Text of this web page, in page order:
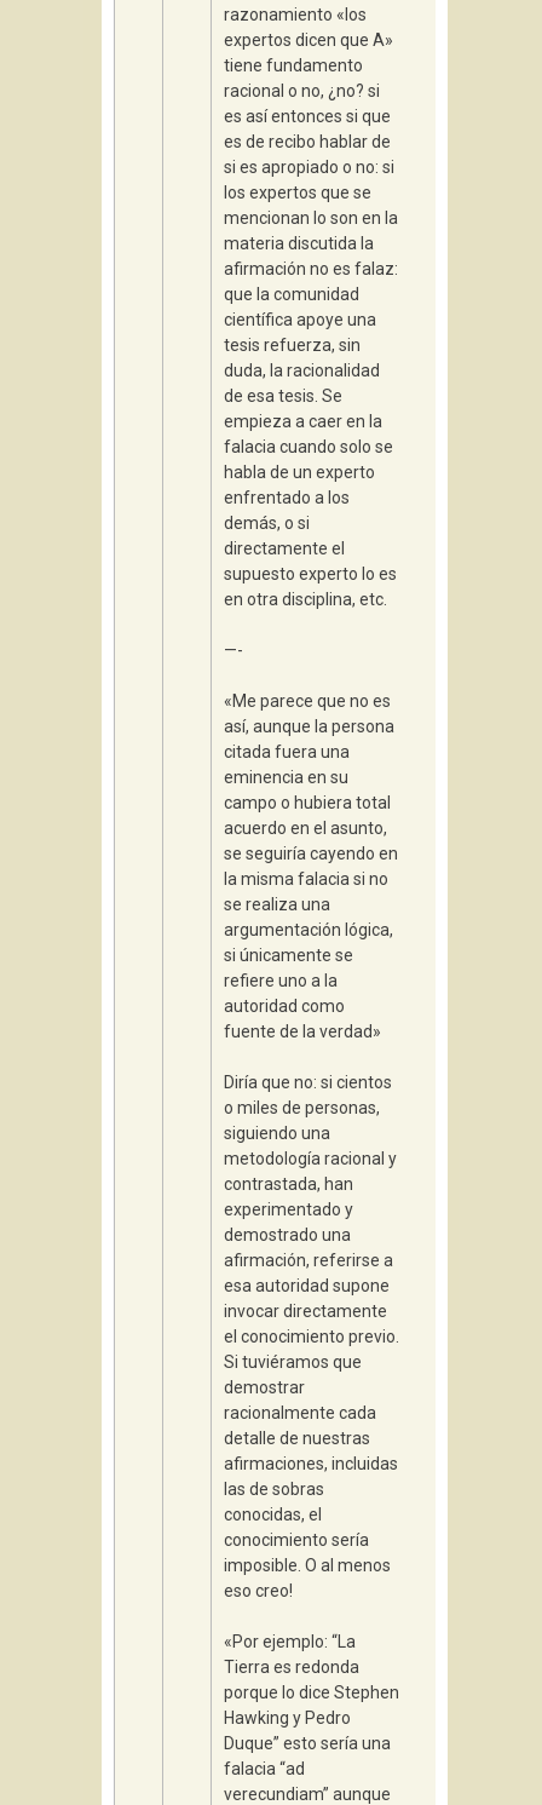
razonamiento «los
expertos dicen que A»
tiene fundamento
racional o no, ¿no? si
es así entonces si que
es de recibo hablar de
si es apropiado o no: si
los expertos que se
mencionan lo son en la
materia discutida la
afirmación no es falaz:
que la comunidad
científica apoye una
tesis refuerza, sin
duda, la racionalidad
de esa tesis. Se
empieza a caer en la
falacia cuando solo se
habla de un experto
enfrentado a los
demás, o si
directamente el
supuesto experto lo es
en otra disciplina, etc.
—-
«Me parece que no es
así, aunque la persona
citada fuera una
eminencia en su
campo o hubiera total
acuerdo en el asunto,
se seguiría cayendo en
la misma falacia si no
se realiza una
argumentación lógica,
si únicamente se
refiere uno a la
autoridad como
fuente de la verdad»
Diría que no: si cientos
o miles de personas,
siguiendo una
metodología racional y
contrastada, han
experimentado y
demostrado una
afirmación, referirse a
esa autoridad supone
invocar directamente
el conocimiento previo.
Si tuviéramos que
demostrar
racionalmente cada
detalle de nuestras
afirmaciones, incluidas
las de sobras
conocidas, el
conocimiento sería
imposible. O al menos
eso creo!
«Por ejemplo: “La
Tierra es redonda
porque lo dice Stephen
Hawking y Pedro
Duque” esto sería una
falacia “ad
verecundiam” aunque